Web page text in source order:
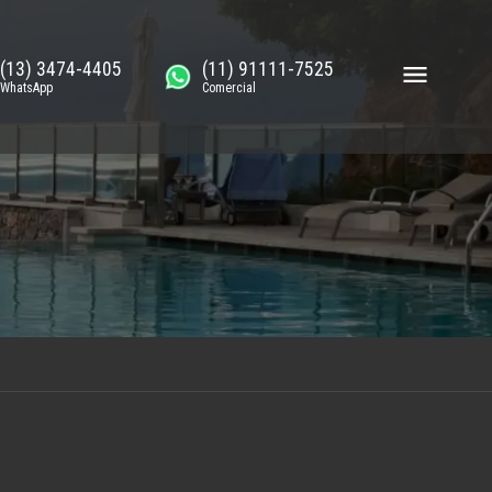
(13) 3474-4405
WhatsApp
(11) 91111-7525
Comercial